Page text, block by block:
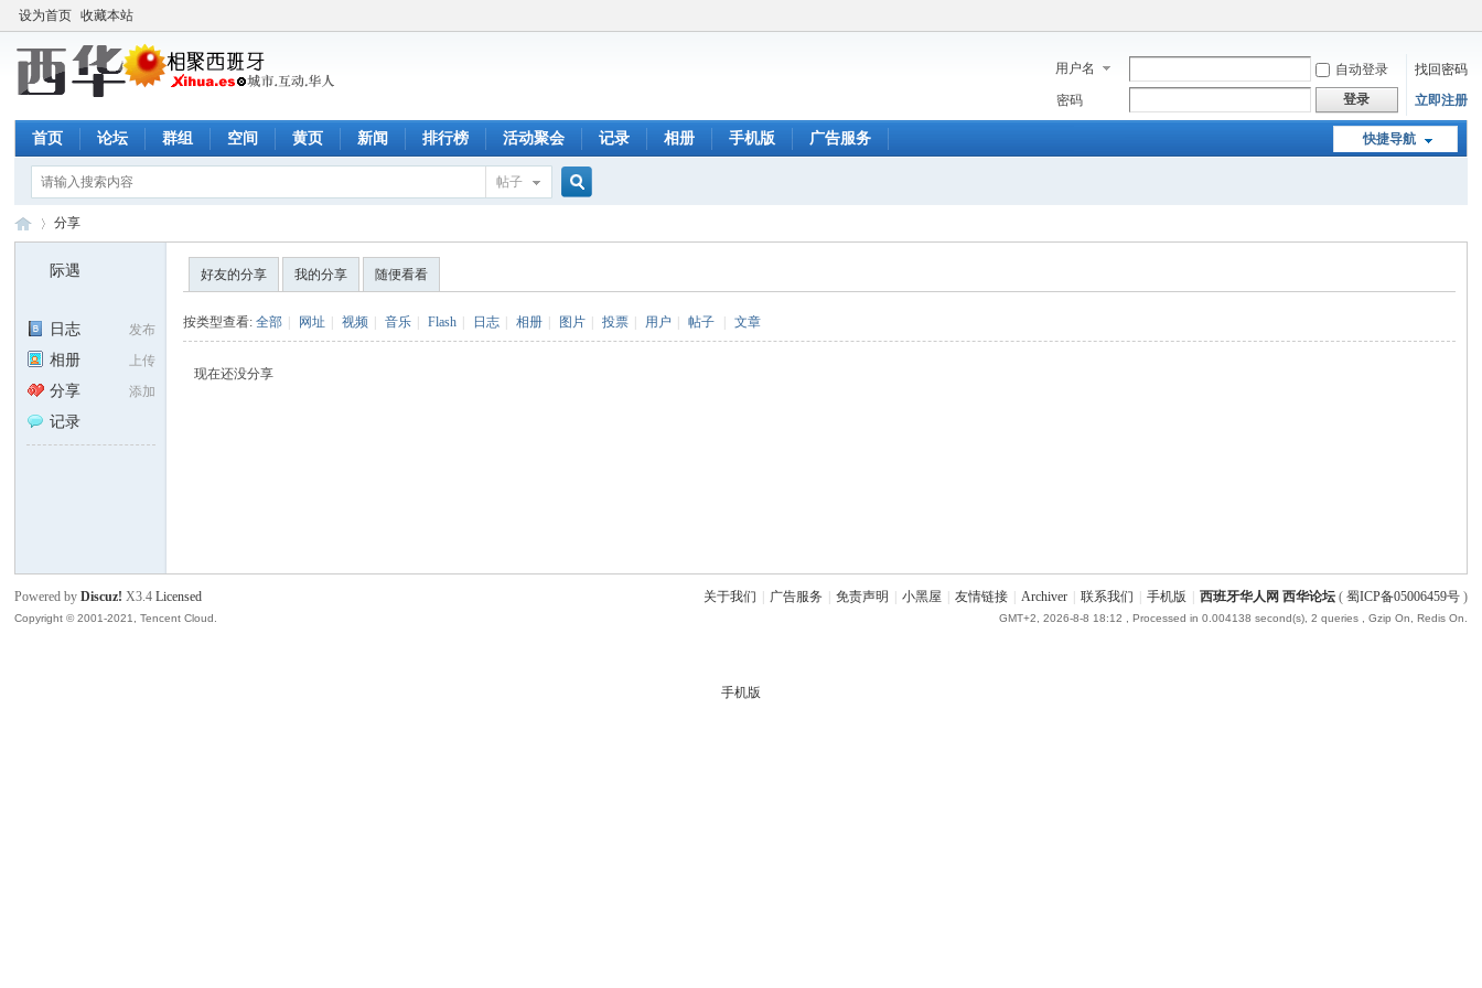
设为首页 收藏本站
用户名 自动登录
找回密码
密码
登录 立即注册
快捷导航
首页 论坛 群组 空间 黄页 新闻 排行榜 活动聚会 记录 相册 手机版 广告服务
帖子
›
分享
际遇
发布
日志
上传
相册
添加
分享
记录
好友的分享 我的分享 随便看看
按类型查看:全部 网址 视频 音乐 Flash 日志 相册 图片 投票 用户 帖子 文章
现在还没分享
关于我们 广告服务 免责声明 小黑屋 友情链接 Archiver 联系我们 手机版 西班牙华人网 西华论坛( 蜀ICP备05006459号)
GMT+2, 2026-8-8 18:12 , Processed in 0.004138 second(s), 2 queries , Gzip On, Redis On.
Powered byDiscuz! X3.4 Licensed
Copyright © 2001-2021, Tencent Cloud.
手机版